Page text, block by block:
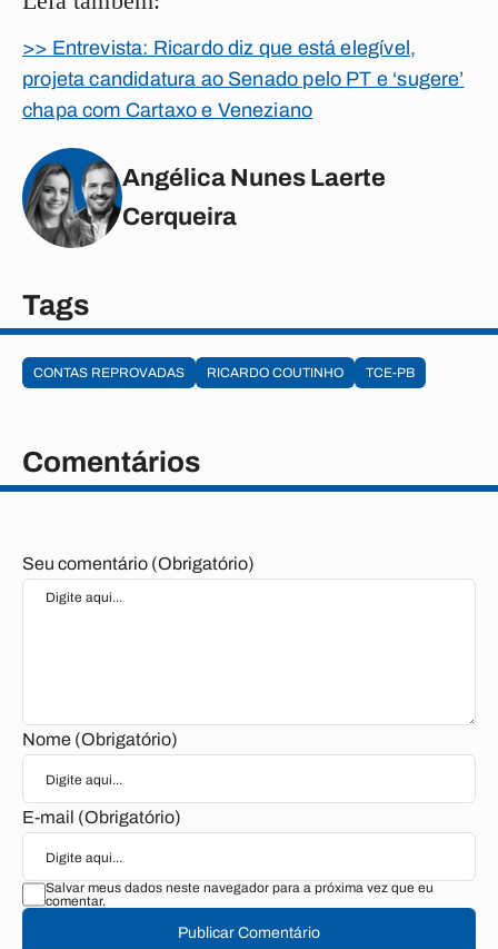
>> Entrevista: Ricardo diz que está elegível,
projeta candidatura ao Senado pelo PT e ‘sugere’
chapa com Cartaxo e Veneziano
Angélica Nunes Laerte
Cerqueira
Tags
CONTAS REPROVADAS RICARDO COUTINHO TCE-PB
Comentários
Seu comentário (Obrigatório)
Nome (Obrigatório)
E-mail (Obrigatório)
Salvar meus dados neste navegador para a próxima vez que eu
comentar.
Publicar Comentário